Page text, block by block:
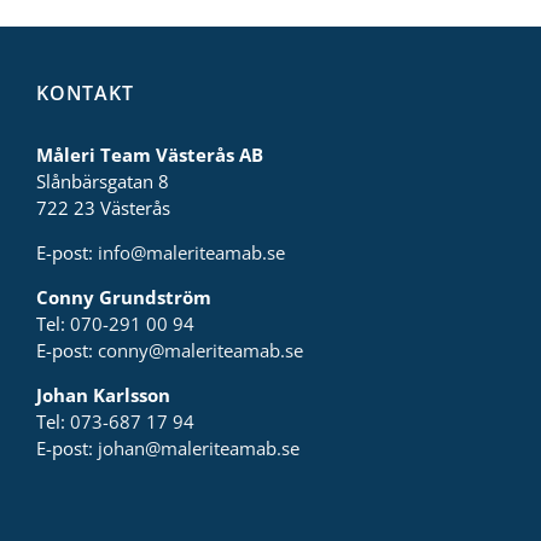
KONTAKT
Måleri Team Västerås AB
Slånbärsgatan 8
722 23 Västerås
E-post: info@maleriteamab.se
Conny Grundström
Tel: 070-291 00 94
E-post: conny@maleriteamab.se
Johan Karlsson
Tel: 073-687 17 94
E-post: johan@maleriteamab.se